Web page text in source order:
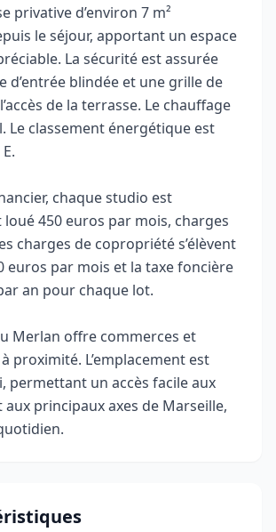
privative d’environ 7 m²
le séjour, apportant un espace
La sécurité est assurée
d’entrée blindée et une grille de
de la terrasse. Le chauffage
Le classement énergétique est
chaque studio est
450 euros par mois, charges
charges de copropriété s’élèvent
euros par mois et la taxe foncière
an pour chaque lot.
Merlan offre commerces et
proximité. L’emplacement est
permettant un accès facile aux
principaux axes de Marseille,